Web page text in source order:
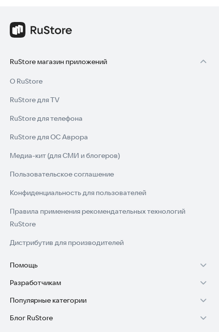
RuStore магазин приложений
О RuStore
RuStore для TV
RuStore для телефона
RuStore для ОС Аврора
Медиа-кит (для СМИ и блогеров)
Пользовательское соглашение
Конфиденциальность для пользователей
Правила применения рекомендательных технологий
RuStore
Дистрибутив для производителей
Помощь
Установка RuStore на TV
Установка RuStore на телефон
Установка RuStore в машину
Разработчикам
Зарабатывать с RuStore
Стать разработчиком
Популярные категории
Игры для Android
Блог RuStore